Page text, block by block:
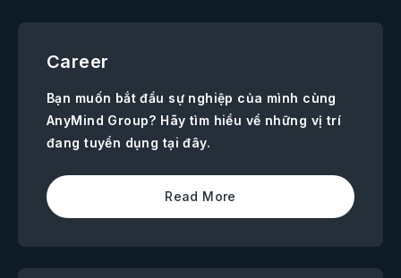
Career
Bạn muốn bắt đầu sự nghiệp của mình cùng
AnyMind Group? Hãy tìm hiểu về những vị trí
đang tuyển dụng tại đây.
Read More